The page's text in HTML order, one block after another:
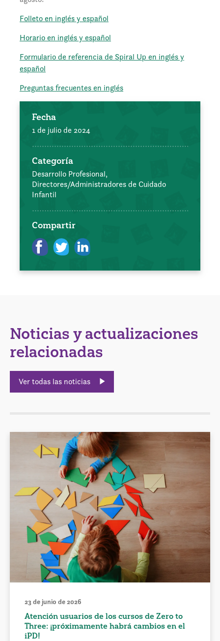
Folleto en inglés y español
Horario en inglés y español
Formulario de referencia de Spiral Up en inglés y
español
Preguntas frecuentes en inglés
Fecha
1 de julio de 2024
Categoría
Desarrollo Profesional,
Directores/Administradores de Cuidado
Infantil
Compartir
Noticias y actualizaciones
relacionadas
Ver todas las noticias
23 de junio de 2026
Atención usuarios de los cursos de Zero to
Three: ¡próximamente habrá cambios en el
iPD!